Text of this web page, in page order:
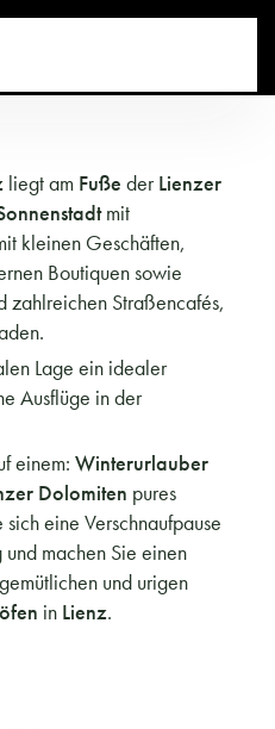
liegt am Fuße derLienzer
mit
kleinen Geschäften,
Boutiquen sowie
zahlreichen Straßencafés,
Lage ein idealer
Ausflüge in der
einem: Winterurlauber
Dolomiten pures
eine Verschnaufpause
machen Sie einen
und urigen
in Lienz.